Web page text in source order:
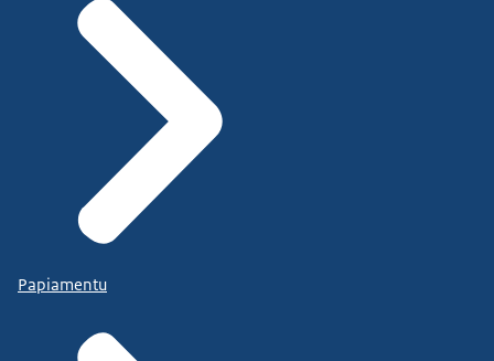
Papiamentu